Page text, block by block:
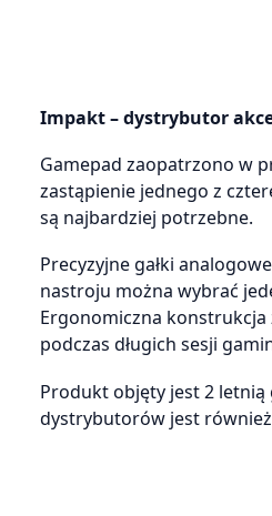
Impakt – dystrybutor
Gamepad zaopatrzono w
zastąpienie jednego z
są najbardziej potrzebne.
Precyzyjne gałki
nastroju można wybrać
Ergonomiczna
podczas długich sesji
Produkt objęty jest 2 letnią
dystrybutorów jest